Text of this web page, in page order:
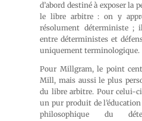
d’abord destiné à exposer la
le libre arbitre : on y
résolument déterministe ;
entre déterministes et
uniquement terminologique.
Pour Millgram, le point
Mill, mais aussi le plus
du libre arbitre. Pour celui-
un pur produit de
philosophique du